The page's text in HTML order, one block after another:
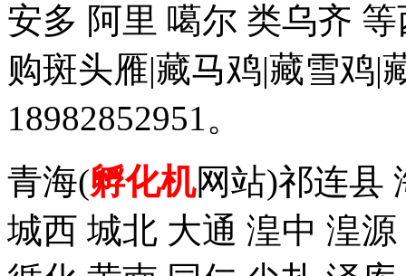
安多 阿里 噶尔 类乌齐
购斑头雁|藏马鸡|藏雪鸡|
18982852951。
青海(孵化机网站)祁连县
城西 城北 大通 湟中 湟